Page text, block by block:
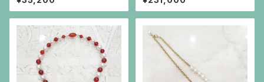
いだネックレス